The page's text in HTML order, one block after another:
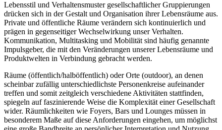
Lebensstil und Verhaltensmuster gesellschaftlicher Gruppierungen
drücken sich in der Gestalt und Organisation ihrer Lebensräume aus.
Private und öffentliche Räume verändern sich kontinuierlich und
prägen in gegenseitiger Wechselwirkung unser Verhalten.
Kommunikation, Multitasking und Mobilität sind häufig genannte
Impulsgeber, die mit den Veränderungen unserer Lebensräume und
Produktwelten in Verbindung gebracht werden.
Räume (öffentlich/halböffentlich) oder Orte (outdoor), an denen
scheinbar zufällig unterschiedlichste Personenkreise aufeinander
treffen und somit zeitgleich verschiedene Aktivitäten stattfinden,
spiegeln auf faszinierende Weise die Komplexität einer Gesellschaft
wider. Räumlichkeiten wie Foyers, Bars und Lounges müssen in
besonderem Maße auf diese Anforderungen eingehen, um möglichst